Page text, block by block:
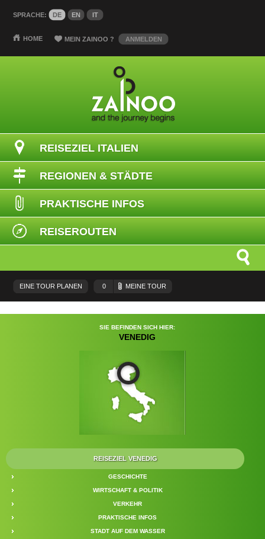
SIE BEFINDEN SICH HIER:
VENEDIG
REISEZIEL VENEDIG
GESCHICHTE
WIRTSCHAFT & POLITIK
VERKEHR
PRAKTISCHE INFOS
STADT AUF DEM WASSER
SPRACHE: DE EN IT
HOME MEIN ZAINOO? ANMELDEN
REISEZIEL ITALIEN
REGIONEN & STÄDTE
PRAKTISCHE INFOS
REISEROUTEN
EINE TOUR PLANEN 0 MEINE TOUR